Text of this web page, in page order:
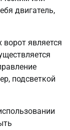
двигатель,
является
подсветкой